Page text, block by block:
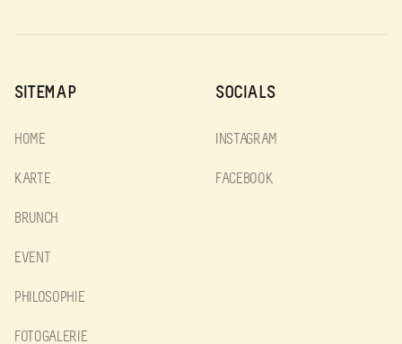
SITEMAP
HOME
KARTE
BRUNCH
EVENT
PHILOSOPHIE
FOTOGALERIE
SOCIALS
INSTAGRAM
FACEBOOK